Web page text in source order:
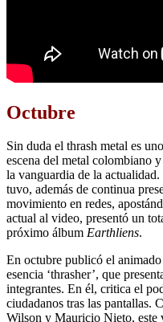
Octubre
Sin duda el thrash metal es
escena del metal colombiano y
la vanguardia de la
tuvo, además de continua
movimiento en redes,
actual al video, presentó un
próximo álbum Earthliens.
En octubre publicó el
esencia ‘thrasher’, que
integrantes. En él, critica el
ciudadanos tras las pantallas.
Wilson y Mauricio Nieto, este